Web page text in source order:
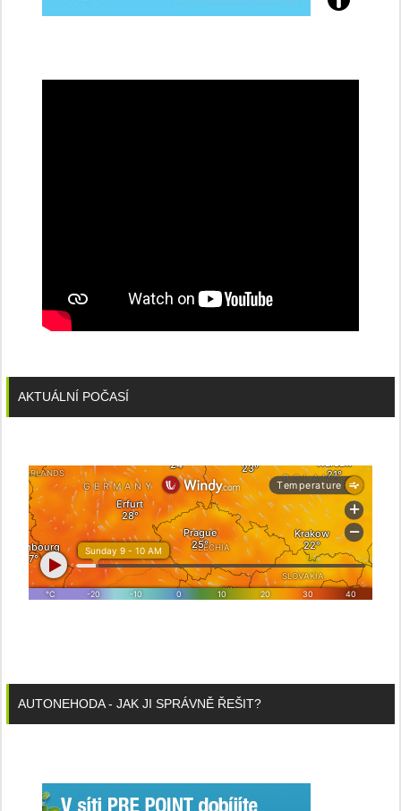
Přijďte
AKTUÁLNÍ POČASÍ
AUTONEHODA - JAK JI SPRÁVNĚ ŘEŠIT?